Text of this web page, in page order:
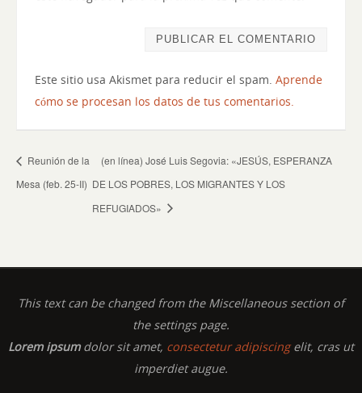
Este sitio usa Akismet para reducir el spam. Aprende
cómo se procesan los datos de tus comentarios.
Reunión de la
Mesa (feb. 25-II)
(en línea) José Luis Segovia: «JESÚS, ESPERANZA
DE LOS POBRES, LOS MIGRANTES Y LOS
REFUGIADOS»
This text can be changed from the Miscellaneous section of
the settings page.
Lorem ipsumdolor sit amet, consectetur adipiscingelit, cras ut
imperdiet augue.